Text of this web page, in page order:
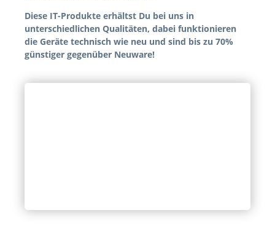
Diese IT-Produkte erhältst Du bei uns in
unterschiedlichen Qualitäten, dabei funktionieren
die Geräte technisch wie neu und sind bis zu 70%
günstiger gegenüber Neuware!